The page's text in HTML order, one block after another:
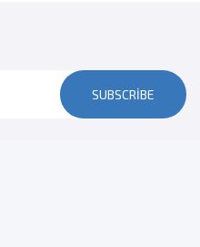
SUBSCRIBE